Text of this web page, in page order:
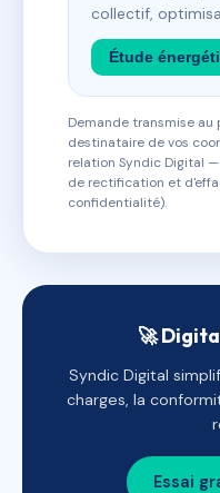
collectif,
Étude
Demande transmise au
destinataire de vos
relation Syndic Digital
de rectification et
confidentialité).
🚀
Syndic Digital
charges, la
Essai